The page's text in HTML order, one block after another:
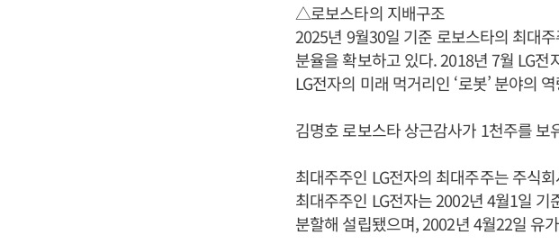
△로보스타의 지배구조
2025년 9월30일 기준 로보스타의 최대
분율을 확보하고 있다. 2018년 7월 LG
LG전자의 미래 먹거리인 ‘로봇’ 분야의
김명호 로보스타 상근감사가 1천주를
최대주주인 LG전자의 최대주주는 주식
최대주주인 LG전자는 2002년 4월1일
분할해 설립됐으며, 2002년 4월22일 유